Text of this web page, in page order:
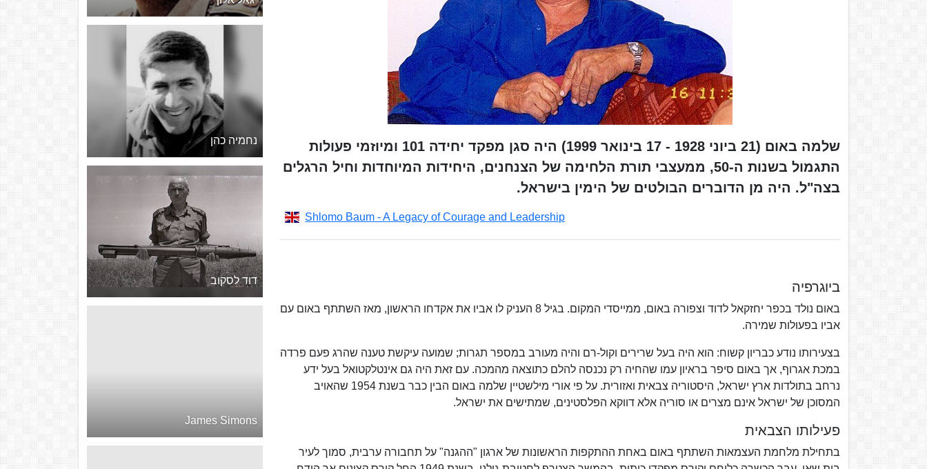
שלמה באום (21 ביוני 1928 - 17 בינואר 1999) היה סגן מפקד יחידה 101 ומיוזמי פעולות
התגמול בשנות ה-50, ממעצבי תורת הלחימה של הצנחנים, היחידות המיוחדות וחיל הרגלים
בצה"ל. היה מן הדוברים הבולטים של הימין בישראל.
Shlomo Baum - A Legacy of Courage and Leadership
ביוגרפיה
באום נולד בכפר יחזקאל לדוד וצפורה באום, ממייסדי המקום. בגיל 8 העניק לו אביו את אקדחו הראשון, מאז השתתף באום עם
אביו בפעולות שמירה.
בצעירותו נודע כבריון קשוח: הוא היה בעל שרירים וקול-רם והיה מעורב במספר תגרות; שמועה עיקשת טענה שהרג פעם פרדה
במכת אגרוף, אך באום סיפר בראיון עמו שהחיה רק נכנסה להלם כתוצאה מהמכה. עם זאת היה גם אינטלקטואל בעל ידע
נרחב בתולדות ארץ ישראל, היסטוריה צבאית ואזורית. על פי אורי מילשטיין שלמה באום הבין כבר בשנת 1954 שהאויב
המסוכן של ישראל אינם מצרים או סוריה אלא דווקא הפלסטינים, שמתישים את ישראל.
פעילותו הצבאית
בתחילת מלחמת העצמאות השתתף באום באחת ההתקפות הראשונות של ארגון "ההגנה" על תחבורה ערבית, סמוך לעיר
נחמיה כהן
דוד לסקוב
James Simons